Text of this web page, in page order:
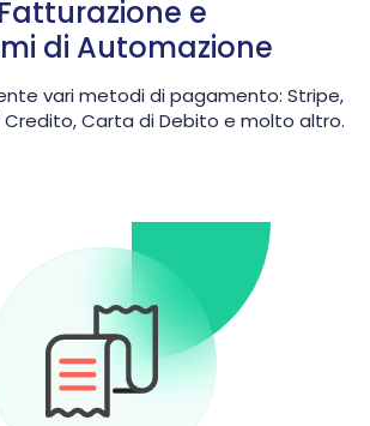
Fatturazione e
di Automazione
vari metodi di pagamento: Stripe,
Credito, Carta di Debito e molto altro.